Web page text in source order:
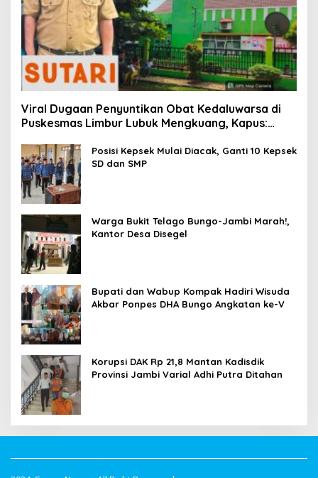
Viral Dugaan Penyuntikan Obat Kedaluwarsa di
Puskesmas Limbur Lubuk Mengkuang, Kapus:
Posisi Kepsek Mulai Diacak, Ganti 10 Kepsek
SD dan SMP
Warga Bukit Telago Bungo-Jambi Marah!,
Kantor Desa Disegel
Bupati dan Wabup Kompak Hadiri Wisuda
Akbar Ponpes DHA Bungo Angkatan ke-V
Korupsi DAK Rp 21,8 Mantan Kadisdik
Provinsi Jambi Varial Adhi Putra Ditahan